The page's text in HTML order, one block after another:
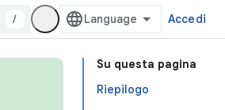
/ Accedi
Su questa pagina
Riepilogo